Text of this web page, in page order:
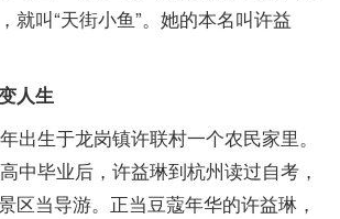
就叫“天街小鱼”。她的本名叫许益
人生
生于龙岗镇许联村一个农民家里。
中毕业后，许益琳到杭州读过自考，
区当导游。正当豆蔻年华的许益琳，